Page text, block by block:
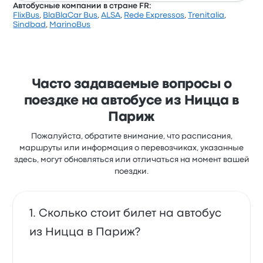
Оценка BlaBlaCar Bus за эту поездку: 3.5 (получено
Автобусные компании в стране FR:
FlixBus, BlaBlaCar Bus,ALSA, Rede Expressos,Trenitalia,
Sindbad , MarinoBus
Часто задаваемые вопросы о
поездке на автобусе из Ницца в
Париж
Пожалуйста, обратите внимание, что расписания,
маршруты или информация о перевозчиках, указанные
здесь, могут обновляться или отличаться на момент вашей
поездки.
Сколько стоит билет на автобус
из Ницца в Париж?